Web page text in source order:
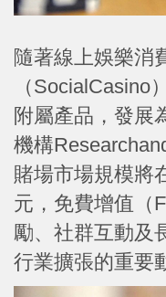
隨著線上娛樂消
（SocialCasino
附屬產品，發展
機構
賭場市場規模將
元，免費增值（
勵、社群互動及
行業擴張的重要